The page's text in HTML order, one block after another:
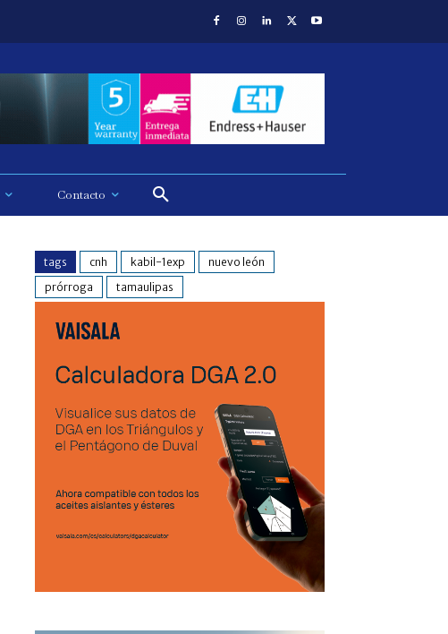
Contacto
tags cnh kabil-1exp
nuevo león
prórroga
tamaulipas